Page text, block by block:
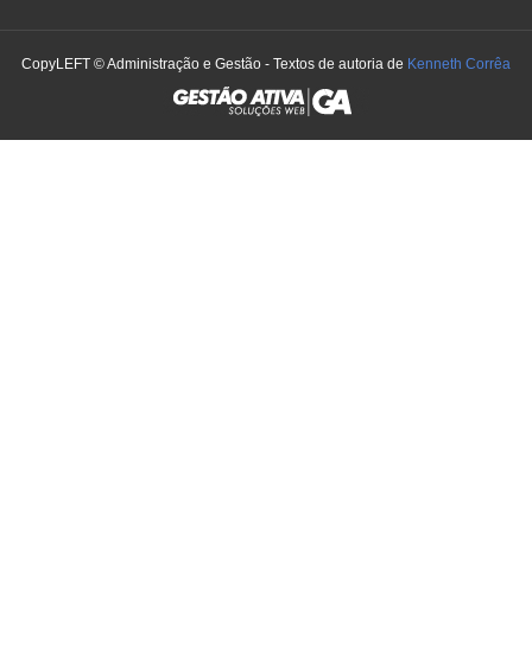
CopyLEFT © Administração e Gestão - Textos de autoria de Kenneth Corrêa